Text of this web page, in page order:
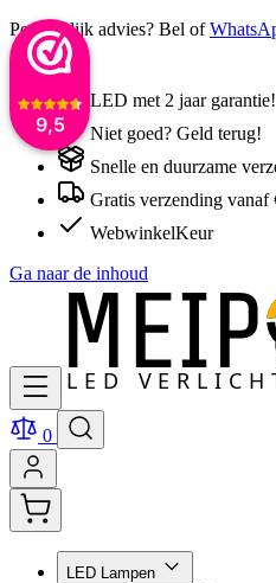
9,5
Persoonlijk advies? Bel of
LED met 2 jaar garantie!
Niet goed? Geld terug!
Snelle en duurzame
Gratis verzending vanaf
WebwinkelKeur
Ga naar de inhoud
0
LED Lampen